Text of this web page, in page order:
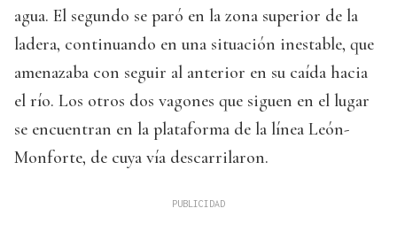
agua. El segundo se paró en la zona superior de la
ladera, continuando en una situación inestable, que
amenazaba con seguir al anterior en su caída hacia
el río. Los otros dos vagones que siguen en el lugar
se encuentran en la plataforma de la línea León-
Monforte, de cuya vía descarrilaron.